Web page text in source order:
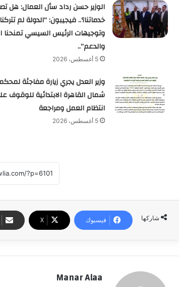
الوزير حسن رداد سأل العمال: هل
خدماتنا؟.. فيجيبون: “الدولة لم
وتوجيهات الرئيس السيسي تمنحنا
والدعم”..
5 أغسطس، 2026
وزير العدل يجري زيارة مفاجئة
شمال القاهرة الابتدائية للوقوف
انتظام العمل ومراجعة
5 أغسطس، 2026
شاركها فيسبوك ‫X
Manar Alaa